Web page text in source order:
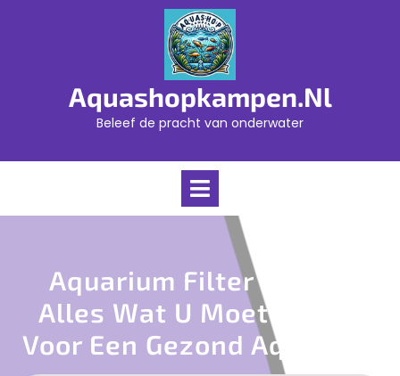
Aquashopkampen.nl
Beleef de pracht van onderwater
Open
Aquarium Filter Kopen:
Alles Wat U Moet Weten
Voor Een Gezond Aquarium